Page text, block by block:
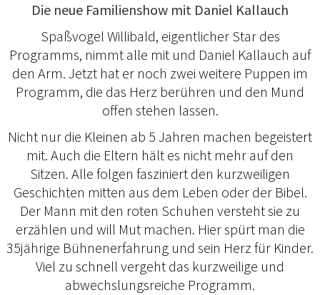
Die neue Familienshow mit Daniel Kallauch
Spaßvogel Willibald, eigentlicher Star des
Programms, nimmt alle mit und Daniel Kallauch auf
den Arm. Jetzt hat er noch zwei weitere Puppen im
Programm, die das Herz berühren und den Mund
offen stehen lassen.
Nicht nur die Kleinen ab 5 Jahren machen begeistert
mit. Auch die Eltern hält es nicht mehr auf den
Sitzen. Alle folgen fasziniert den kurzweiligen
Geschichten mitten aus dem Leben oder der Bibel.
Der Mann mit den roten Schuhen versteht sie zu
erzählen und will Mut machen. Hier spürt man die
35jährige Bühnenerfahrung und sein Herz für Kinder.
Viel zu schnell vergeht das kurzweilige und
abwechslungsreiche Programm.